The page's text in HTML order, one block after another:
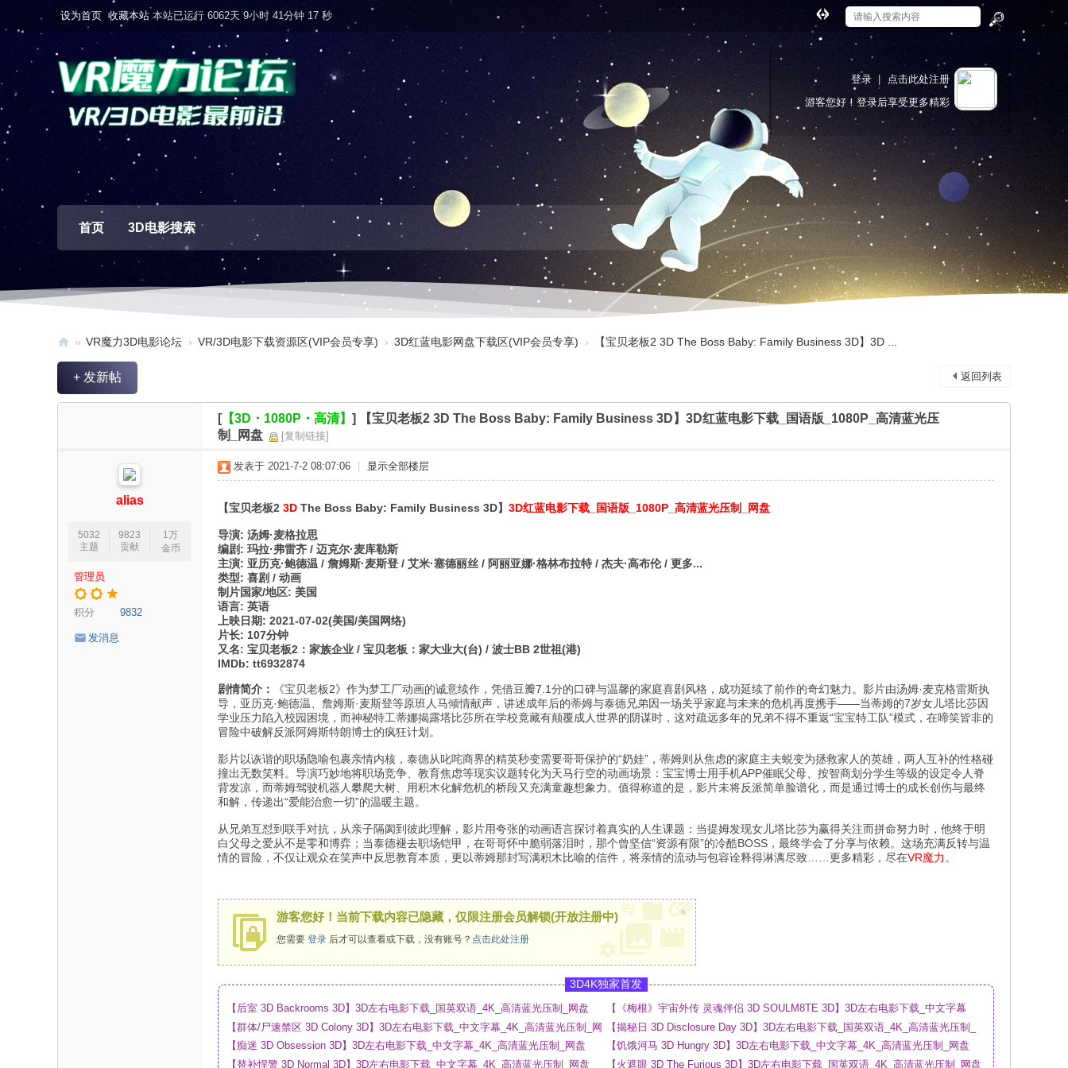
设为首页 收藏本站 本站已运行 6062天 9小时 41分钟 18 秒
索
切
换
宽
版
登录
点击此处注册
游客您好！登录后享受更多精彩
首页 3D电影搜索
V
» VR魔力3D电影论坛 › VR/3D电影下载资源区(VIP会员专享) › 3D红蓝电影网盘下载区(VIP会员专享) › 【宝贝老板2 3D The Boss Baby: Family Business 3D】3D ...
返回列表
+ 发新帖
[【3D・1080P・高清】 ]
【宝贝老板2 3D The Boss Baby: Family Business 3D】3D红蓝电影下载_国语版_1080P_高清蓝光压
制_网盘
[复制链接]
alias
5032
主题
9823
贡献
1万
金币
管理员
积分 9832
发消息
发表于 2021-7-2 08:07:06 显示全部楼层
【宝贝老板2 3D The Boss Baby: Family Business 3D】 3D红蓝电影下载 国语版 1080P 高清蓝光压制 网盘
导演: 汤姆·麦格拉思
编剧: 玛拉·弗雷齐 / 迈克尔·麦库勒斯
主演: 亚历克·鲍德温 / 詹姆斯·麦斯登 / 艾米·塞德丽丝 / 阿丽亚娜·格林布拉特 / 杰夫·高布伦 / 更多...
类型: 喜剧 / 动画
制片国家/地区: 美国
语言: 英语
上映日期: 2021-07-02(美国/美国网络)
片长: 107分钟
又名: 宝贝老板2：家族企业 / 宝贝老板：家大业大(台) / 波士BB 2世祖(港)
IMDb: tt6932874
剧情简介：
《宝贝老板2》作为梦工厂动画的诚意续作，凭借豆瓣7.1分的口碑与温馨的家庭喜剧风格，成功延续了前作的奇幻魅力。影片由汤姆·麦克格雷斯执
导，亚历克·鲍德温、詹姆斯·麦斯登等原班人马倾情献声，讲述成年后的蒂姆与泰德兄弟因一场关乎家庭与未来的危机再度携手——当蒂姆的7岁女儿塔比莎因
学业压力陷入校园困境，而神秘特工蒂娜揭露塔比莎所在学校竟藏有颠覆成人世界的阴谋时，这对疏远多年的兄弟不得不重返“宝宝特工队”模式，在啼笑皆非的
冒险中破解反派阿姆斯特朗博士的疯狂计划。
影片以诙谐的职场隐喻包裹亲情内核，泰德从叱咤商界的精英秒变需要哥哥保护的“奶娃”，蒂姆则从焦虑的家庭主夫蜕变为拯救家人的英雄，两人互补的性格碰
撞出无数笑料。导演巧妙地将职场竞争、教育焦虑等现实议题转化为天马行空的动画场景：宝宝博士用手机APP催眠父母、按智商划分学生等级的设定令人脊
背发凉，而蒂姆驾驶机器人攀爬大树、用积木化解危机的桥段又充满童趣想象力。值得称道的是，影片未将反派简单脸谱化，而是通过博士的成长创伤与最终
和解，传递出“爱能治愈一切”的温暖主题。
从兄弟互怼到联手对抗，从亲子隔阂到彼此理解，影片用夸张的动画语言探讨着真实的人生课题：当提姆发现女儿塔比莎为赢得关注而拼命努力时，他终于明
白父母之爱从不是零和博弈；当泰德褪去职场铠甲，在哥哥怀中脆弱落泪时，那个曾坚信“资源有限”的冷酷BOSS，最终学会了分享与依赖。这场充满反转与温
情的冒险，不仅让观众在笑声中反思教育本质，更以蒂姆那封写满积木比喻的信件，将亲情的流动与包容诠释得淋漓尽致……更多精彩，尽在VR魔力 。
游客您好！当前下载内容已隐藏，仅限注册会员解锁(开放注册中)
您需要 登录 后才可以查看或下载，没有账号？ 点击此处注册
×
3D4K独家首发
【后室 3D Backrooms 3D】3D左右电影下载_国英双语_4K_高清蓝光压制_网盘
【《梅根》宇宙外传 灵魂伴侣 3D SOULM8TE 3D】3D左右电影下载_中文字幕
_4K_高清蓝光压制_网盘
【群体/尸速禁区 3D Colony 3D】3D左右电影下载_中文字幕_4K_高清蓝光压制_网
盘
【揭秘日 3D Disclosure Day 3D】3D左右电影下载_国英双语_4K_高清蓝光压制_
网盘
【痴迷 3D Obsession 3D】3D左右电影下载_中文字幕_4K_高清蓝光压制_网盘
【饥饿河马 3D Hungry 3D】3D左右电影下载_中文字幕_4K_高清蓝光压制_网盘
【替补悍警 3D Normal 3D】3D左右电影下载_中文字幕_4K_高清蓝光压制_网盘
【火遮眼 3D The Furious 3D】3D左右电影下载_国英双语_4K_高清蓝光压制_网盘